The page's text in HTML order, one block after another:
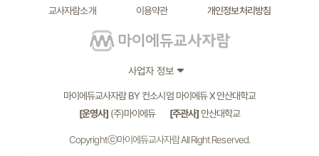
교사자람소개 이용약관 개인정보처리방침
사업자 정보
마이에듀교사자람 BY 컨소시엄 마이에듀 X 안산대학교
[운영사] (주)마이에듀 [주관사]안산대학교
Copyrightⓒ마이에듀교사자람 All Right Reserved.